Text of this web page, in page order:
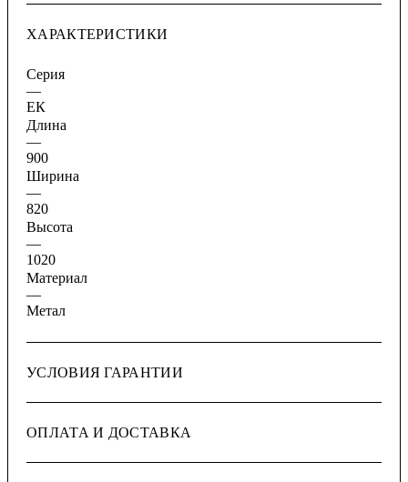
ХАРАКТЕРИСТИКИ
Серия
—
ЕК
Длина
—
900
Ширина
—
820
Высота
—
1020
Материал
—
Метал
УСЛОВИЯ ГАРАНТИИ
ОПЛАТА И ДОСТАВКА